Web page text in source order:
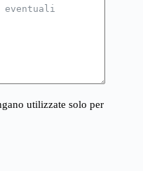
utilizzate solo per